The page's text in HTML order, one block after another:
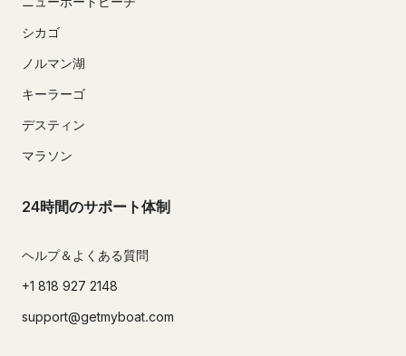
シカゴ
ノルマン湖
キーラーゴ
デスティン
マラソン
24時間のサポート体制
ヘルプ＆よくある質問
+1 818 927 2148
support@getmyboat.com